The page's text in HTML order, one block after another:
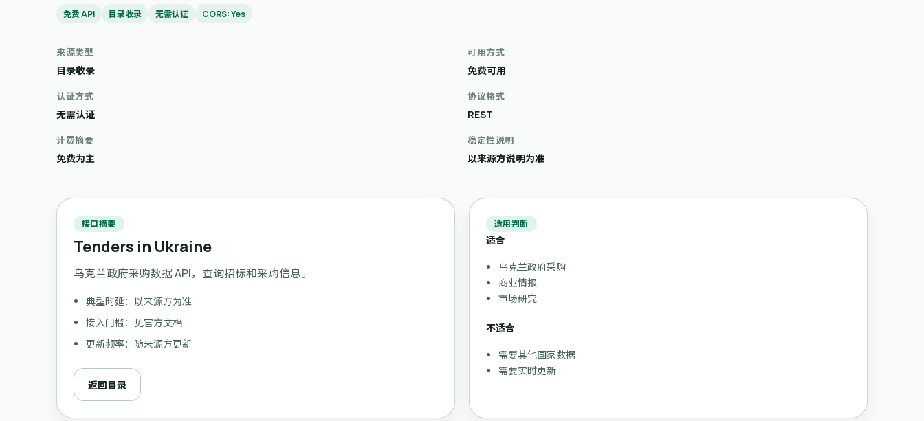
免费 API 目录收录 无需认证 CORS: Yes
来源类型
目录收录
可用方式
免费可用
认证方式
无需认证
协议格式
REST
计费摘要
免费为主
稳定性说明
以来源方说明为准
接口摘要
Tenders in Ukraine
乌克兰政府采购数据 API，查询招标和采购信息。
典型时延：以来源方为准
接入门槛：见官方文档
更新频率：随来源方更新
返回目录
适用判断
适合
乌克兰政府采购
商业情报
市场研究
不适合
需要其他国家数据
需要实时更新